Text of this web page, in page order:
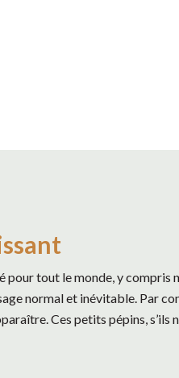
tout le monde, y compris
normal et inévitable. Par
Ces petits pépins, s’ils